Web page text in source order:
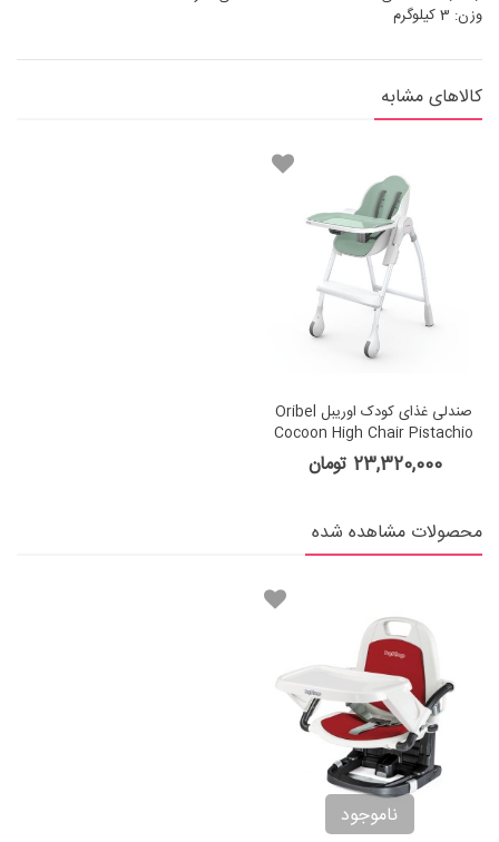
وزن: 3 کیلوگرم
کالاهای مشابه
صندلی غذای کودک اوریبل Oribel
Cocoon High Chair Pistachio
Macaron
23,320,000 تومان
محصولات مشاهده شده
ناموجود